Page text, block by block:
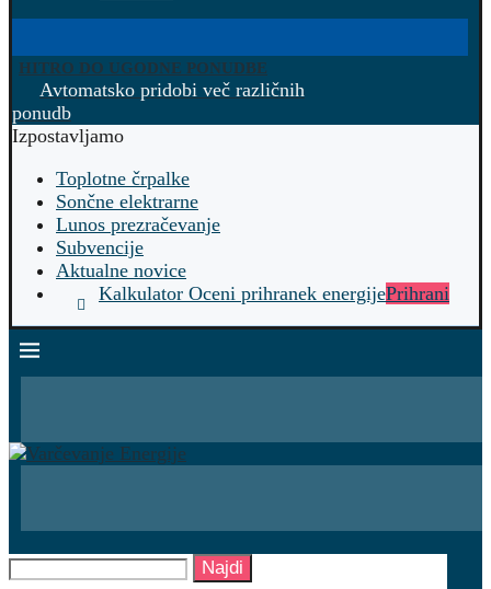
HITRO DO UGODNE PONUDBE
Avtomatsko pridobi več različnih
ponudb
Izpostavljamo
Toplotne črpalke
Sončne elektrarne
Lunos prezračevanje
Subvencije
Aktualne novice
Kalkulator Oceni prihranek energijePrihrani
Najdi